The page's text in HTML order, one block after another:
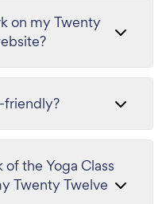
on my Twenty
friendly?
the Yoga Class
Twenty Twelve